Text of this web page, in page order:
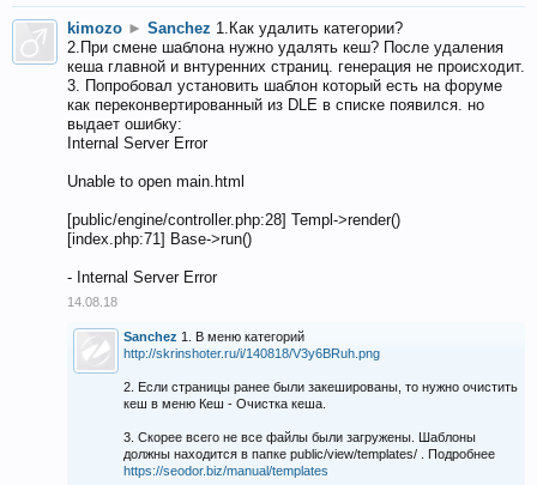
kimozo ► Sanchez 1.Как удалить категории?
2.При смене шаблона нужно удалять кеш? После удаления
кеша главной и внтуренних страниц. генерация не происходит.
3. Попробовал установить шаблон который есть на форуме
как переконвертированный из DLE в списке появился. но
выдает ошибку:
Internal Server Error
Unable to open main.html
[public/engine/controller.php:28] Templ->render()
[index.php:71] Base->run()
- Internal Server Error
14.08.18
Sanchez 1. В меню категорий
http://skrinshoter.ru/i/140818/V3y6BRuh.png
2. Если страницы ранее были закешированы, то нужно очистить
кеш в меню Кеш - Очистка кеша.
3. Скорее всего не все файлы были загружены. Шаблоны
должны находится в папке public/view/templates/ . Подробнее
https://seodor.biz/manual/templates